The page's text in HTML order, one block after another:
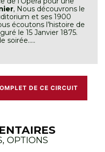
, Nous découvrons le
et ses 1900
écoutons l’histoire de
le 15 Janvier 1875.
soirée…..
DE CE CIRCUIT
OPTIONS